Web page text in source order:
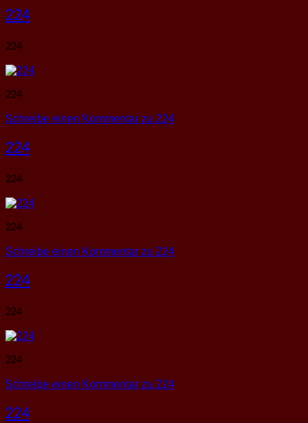
224
224
224
Schreibe einen Kommentar zu 224
224
224
224
Schreibe einen Kommentar zu 224
224
224
224
Schreibe einen Kommentar zu 224
224